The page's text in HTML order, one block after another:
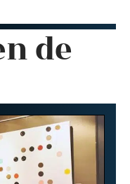
de